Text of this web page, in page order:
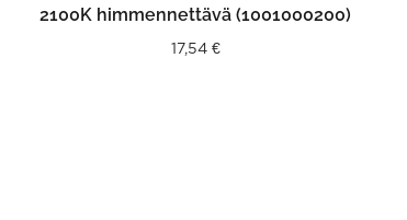
2100K himmennettävä (1001000200)
17,54 €